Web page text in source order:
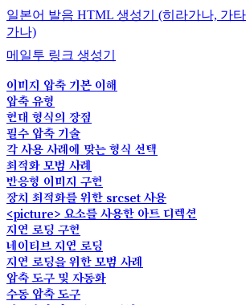
일본어 발음 HTML 생성기 (히라가나, 가
가나)
메일투 링크 생성기
이미지 압축 기본 이해
압축 유형
현대 형식의 장점
필수 압축 기술
각 사용 사례에 맞는 형식 선택
최적화 모범 사례
반응형 이미지 구현
장치 최적화를 위한 srcset 사용
<picture> 요소를 사용한 아트 디렉션
지연 로딩 구현
네이티브 지연 로딩
지연 로딩을 위한 모범 사례
압축 도구 및 자동화
수동 압축 도구